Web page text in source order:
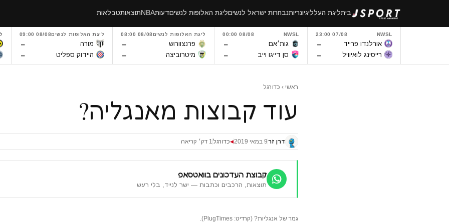
ביתליגת העלליגיונריותנבחרות ישראל לנשיםליגת האלופות לנשיםדעותNBAתוצאותטבלאות
NWSL
07/08 23:00
אורלנדו פרייד –
רייסינג לואיוויל –
NWSL
08/08 00:00
גות׳אם –
סן דייגו וייב –
ליגת האלופות לנשים08/08 08:00
פרנצוורוש –
מיטרוביצה –
ליגת האלופות לנשים08/08 09:00
מורה –
היידוק ספליט –
ראשי › כדורגל
עוד קבוצות מאנגליה?
דרן זר9 במאי 2019 ◀כדורגל 1 דק׳ קריאה
קבוצת העדכונים בוואטסאפ
תוצאות, הרכבים וכתבות — ישר לנייד, בלי רעש
גמר של אנגליות? (קרדיט: PlugTimes).